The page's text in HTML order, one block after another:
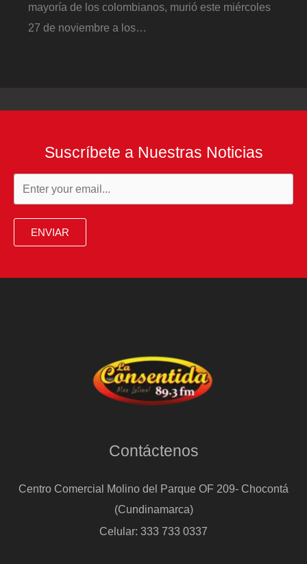
mayoría de los colombianos, murió este miércoles
27 de noviembre a los…
Suscríbete a Nuestras Noticias
ENVIAR
Contáctenos
Centro Comercial Molino del Parque OF 209- Chocontá
(Cundinamarca)
Celular: 333 733 0337